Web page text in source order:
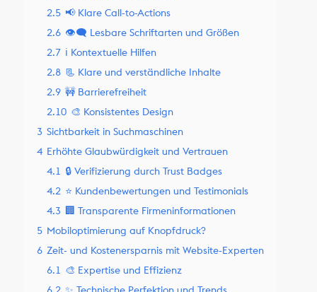
2.5 📢 Klare Call-to-Actions
2.6 👁️‍🗨️ Lesbare Schriftarten und Größen
2.7 ℹ️ Kontextuelle Hilfen
2.8 📃 Klare und verständliche Inhalte
2.9 🚧 Barrierefreiheit
2.10 🎨 Konsistentes Design
3 Sichtbarkeit in Suchmaschinen
4 Erhöhte Glaubwürdigkeit und Vertrauen
4.1 🔒 Verifizierung durch Trust Badges
4.2 ⭐️ Kundenbewertungen und Testimonials
4.3 🏢 Transparente Firmeninformationen
5 Mobiloptimierung auf Knopfdruck?
6 Zeit- und Kostenersparnis mit Website-Experten
6.1 🎨 Expertise und Effizienz